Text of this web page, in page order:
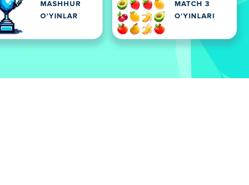
MASHHUR
OʻYINLAR
MATCH 3
OʻYINLARI